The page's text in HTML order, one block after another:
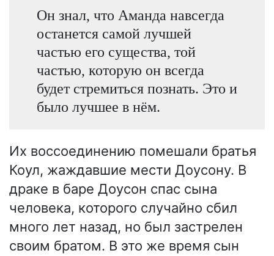
Он знал, что Аманда навсегда
останется самой лучшей
частью его существа, той
частью, которую он всегда
будет стремиться познать. Это и
было лучшее в нём.
Их воссоединению помешали братья
Коул, жаждавшие мести Доусону. В
драке в баре Доусон спас сына
человека, которого случайно сбил
много лет назад, но был застрелен
своим братом. В это же время сын